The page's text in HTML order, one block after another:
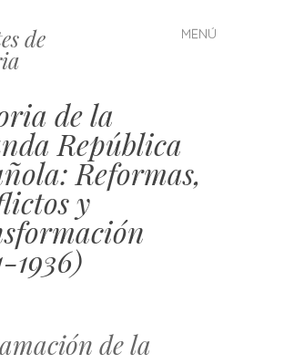
de MENÚ
de la
República
Reformas,
y
1936)
de la